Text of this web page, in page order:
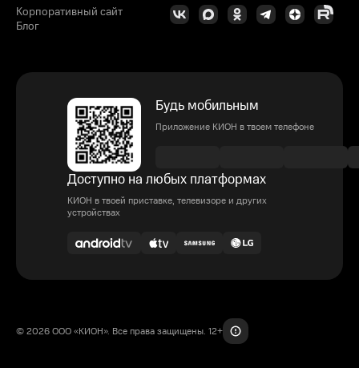
Корпоративный сайт
Блог
Будь мобильным
Приложение КИОН в твоем телефоне
Доступно на любых платформах
КИОН в твоей приставке, телевизоре и других
устройствах
© 2026 ООО «КИОН». Все права защищены. 12+